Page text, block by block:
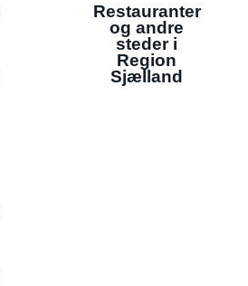
Restauranter
og andre
steder i
Region
Sjælland